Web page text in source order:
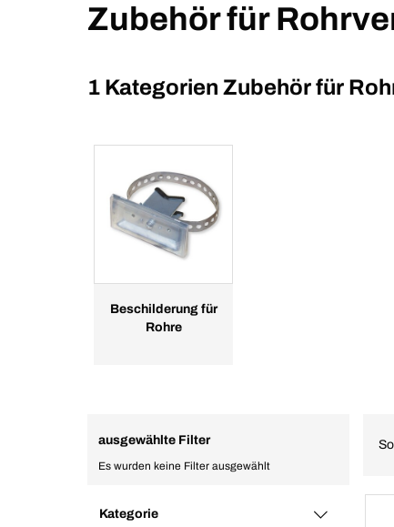
Zubehör für
1 Kategorien Zubehör für
Beschilderung für
Rohre
ausgewählte Filter
Es wurden keine Filter ausgewählt
Kategorie